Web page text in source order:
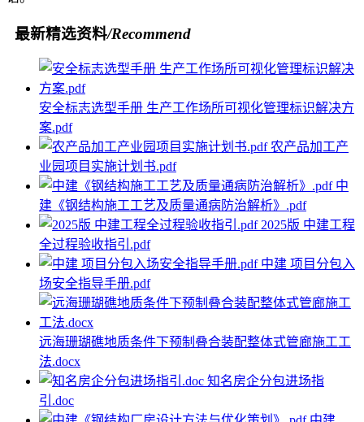
最新精选资料/Recommend
安全标志选型手册 生产工作场所可视化管理标识解决方
案.pdf
农产品加工产
业园项目实施计划书.pdf
中
建《钢结构施工工艺及质量通病防治解析》.pdf
2025版 中建工程
全过程验收指引.pdf
中建 项目分包入
场安全指导手册.pdf
远海珊瑚礁地质条件下预制叠合装配整体式管廊施工工
法.docx
知名房企分包进场指
引.doc